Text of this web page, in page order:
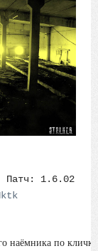
1.6.02
наёмника по